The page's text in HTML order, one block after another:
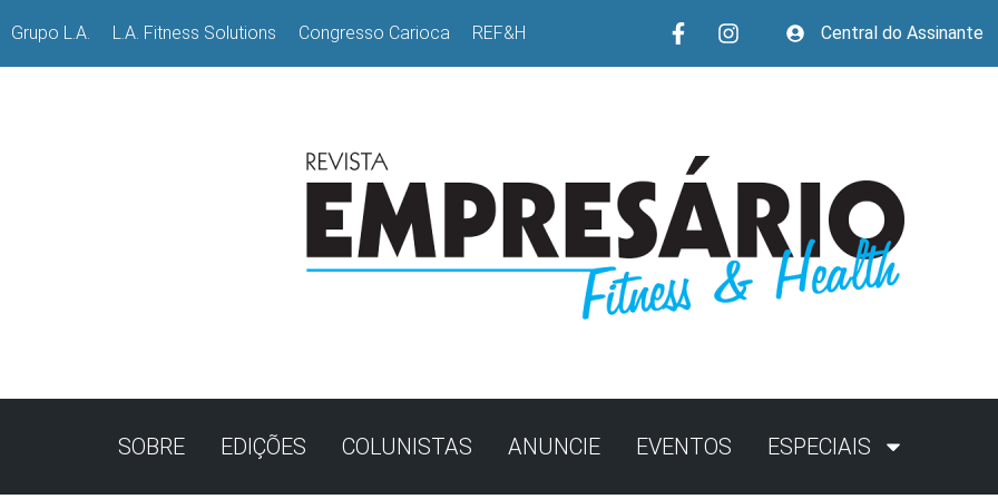
Grupo L.A. L.A. Fitness Solutions Congresso Carioca REF&H Central do Assinante
SOBRE EDIÇÕES COLUNISTAS ANUNCIE EVENTOS ESPECIAIS